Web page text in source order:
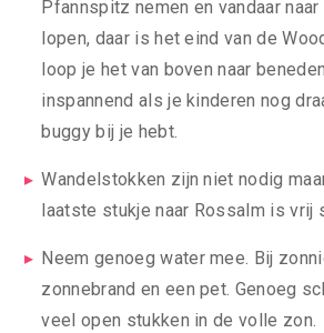
Pfannspitz nemen en vandaar
lopen, daar is het eind van de
loop je het van boven naar
inspannend als je kinderen nog
buggy bij je hebt.
Wandelstokken zijn niet nodig
laatste stukje naar Rossalm is vrij
Neem genoeg water mee. Bij
zonnebrand en een pet. Genoeg
veel open stukken in de volle zon.